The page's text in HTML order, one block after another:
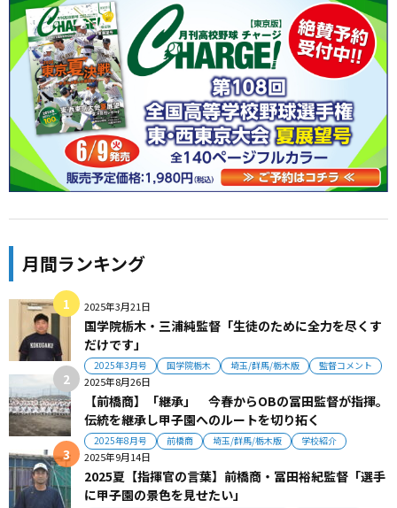
月間ランキング
2025年3月21日
国学院栃木・三浦純監督「生徒のために全力を尽くす
だけです」
2025年3月号 国学院栃木 埼玉/群馬/栃木版 監督コメント
2025年8月26日
【前橋商】「継承」 今春からOBの冨田監督が指揮。
伝統を継承し甲子園へのルートを切り拓く
2025年8月号 前橋商 埼玉/群馬/栃木版 学校紹介
2025年9月14日
2025夏【指揮官の言葉】前橋商・冨田裕紀監督「選手
に甲子園の景色を見せたい」